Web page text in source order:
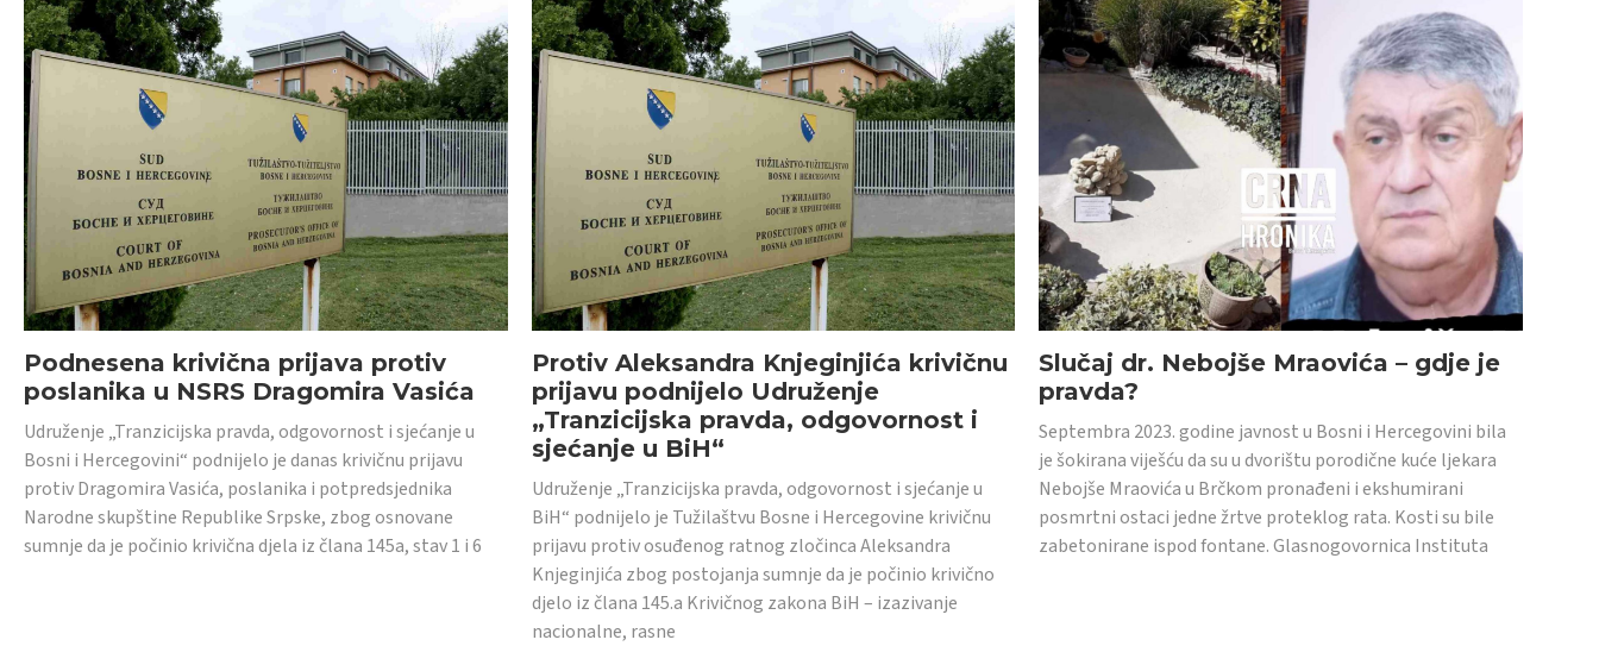
Podnesena krivična prijava protiv
poslanika u NSRS Dragomira Vasića
Udruženje „Tranzicijska pravda, odgovornost i sjećanje u
Bosni i Hercegovini“ podnijelo je danas krivičnu prijavu
protiv Dragomira Vasića, poslanika i potpredsjednika
Narodne skupštine Republike Srpske, zbog osnovane
sumnje da je počinio krivična djela iz člana 145a, stav 1 i 6
Protiv Aleksandra Knjeginjića krivičnu
prijavu podnijelo Udruženje
„Tranzicijska pravda, odgovornost i
sjećanje u BiH“
Udruženje „Tranzicijska pravda, odgovornost i sjećanje u
BiH“ podnijelo je Tužilaštvu Bosne i Hercegovine krivičnu
prijavu protiv osuđenog ratnog zločinca Aleksandra
Knjeginjića zbog postojanja sumnje da je počinio krivično
djelo iz člana 145.a Krivičnog zakona BiH – izazivanje
nacionalne, rasne
Slučaj dr. Nebojše Mraovića – gdje je
pravda?
Septembra 2023. godine javnost u Bosni i Hercegovini bila
je šokirana viješću da su u dvorištu porodične kuće ljekara
Nebojše Mraovića u Brčkom pronađeni i ekshumirani
posmrtni ostaci jedne žrtve proteklog rata. Kosti su bile
zabetonirane ispod fontane. Glasnogovornica Instituta